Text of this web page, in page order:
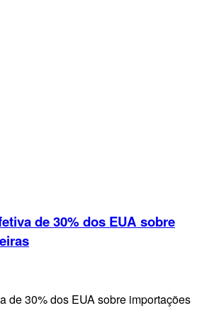
de 30% dos EUA sobre
de 30% dos EUA sobre importações